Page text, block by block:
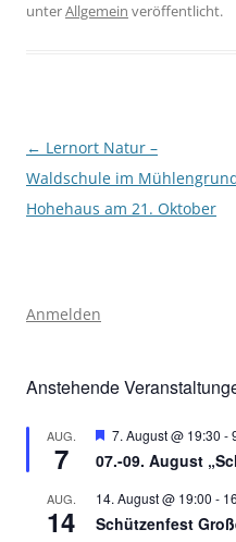
unterAllgemein veröffentlicht.
Beitragsnavigation
← Lernort Natur –
Waldschule im
Hohehaus am 21. Oktober
Anmelden
Anstehende
AUG.
7
Hervorgehoben
7. August @ 19:30 -
07.-09. August
AUG.
14
14. August @ 19:00 -
Schützenfest